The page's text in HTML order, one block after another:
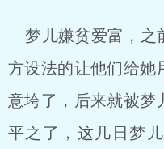
梦儿嫌贫爱富，之
方设法的让他们给她
意垮了，后来就被梦
平之了，这几日梦